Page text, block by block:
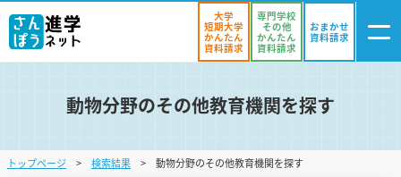
ログイン
気になる
学校を探す
大学
短期大学
かんたん
資料請求
専門学校
その他
かんたん
資料請求
おまかせ
資料請求
動物分野のその他教育機関を探す
トップページ 検索結果 動物分野のその他教育機関を探す